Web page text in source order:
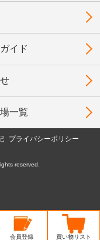
イド
一覧
プライバシーポリシー
reserved.
会員登録 買い物リスト